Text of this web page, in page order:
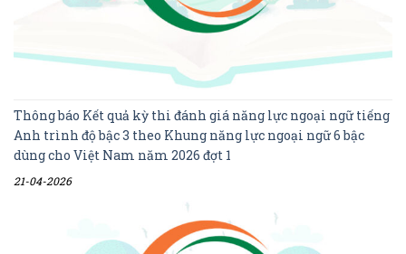
Thông báo Kết quả kỳ thi đánh giá năng lực ngoại ngữ tiếng
Anh trình độ bậc 3 theo Khung năng lực ngoại ngữ 6 bậc
dùng cho Việt Nam năm 2026 đợt 1
21-04-2026